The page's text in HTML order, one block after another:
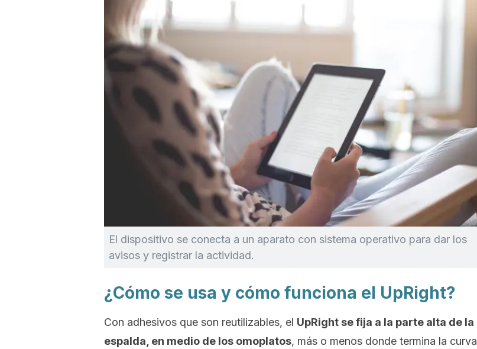
El dispositivo se conecta a un aparato con sistema operativo para dar los
avisos y registrar la actividad.
¿Cómo se usa y cómo funciona el UpRight?
Con adhesivos que son reutilizables, el UpRight se fija a la parte alta de la
espalda, en medio de los omoplatos, más o menos donde termina la curva